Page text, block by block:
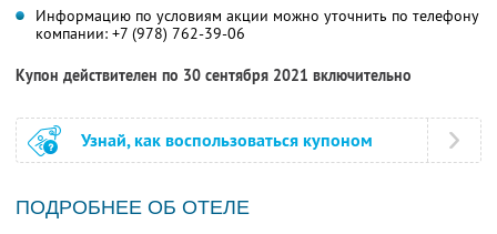
Информацию по условиям акции можно уточнить по телефону
компании: +7 (978) 762-39-06
Купон действителен по 30 сентября 2021 включительно
Узнай, как воспользоваться купоном
ПОДРОБНЕЕ ОБ ОТЕЛЕ